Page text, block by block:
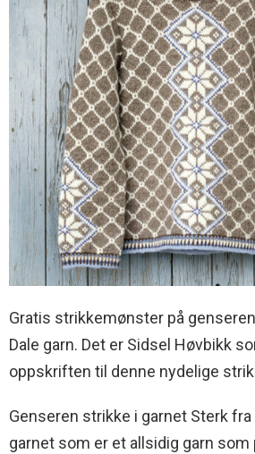
Gratis strikkemønster på
Dale garn. Det er Sidsel Høvbikk
oppskriften til denne nydelige
Genseren strikke i garnet Sterk fra
garnet som er et allsidig garn